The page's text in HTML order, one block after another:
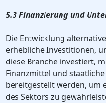
5.3 Finanzierung und
Die Entwicklung
erhebliche Investitionen,
diese Branche investiert,
Finanzmittel und
bereitgestellt werden, um
des Sektors zu